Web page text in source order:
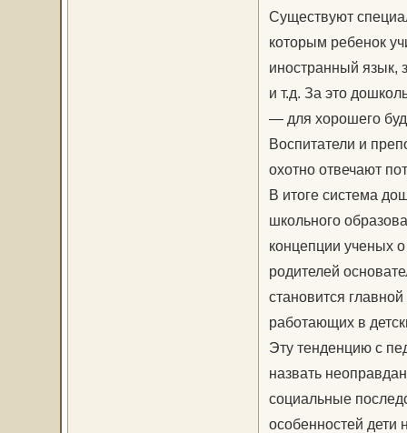
Существуют
которым ребенок
иностранный язык,
и т.д. За это
— для хорошего
Воспитатели и
охотно отвечают
В итоге система
школьного
концепции ученых
родителей
становится
работающих в
Эту тенденцию с
назвать
социальные
особенностей дети